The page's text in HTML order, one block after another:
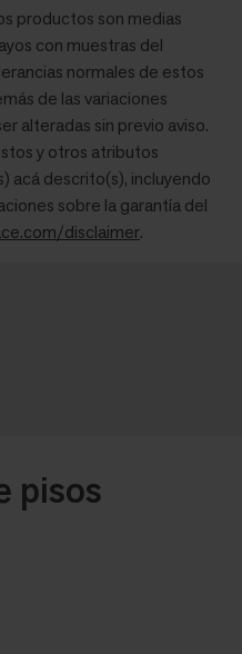
productos son medias
con muestras del
normales de estos
de las variaciones
alteradas sin previo aviso.
y otros atributos
acá descrito(s), incluyendo
sobre la garantía del
disclaimer.
pisos